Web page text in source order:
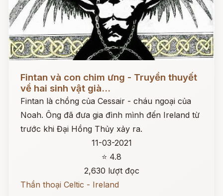
Fintan và con chim ưng - Truyền thuyết
về hai sinh vật già...
Fintan là chồng của Cessair - cháu ngoại của
Noah. Ông đã đưa gia đình mình đến Ireland từ
trước khi Đại Hồng Thủy xảy ra.
11-03-2021
⭐ 4.8
2,630 lượt đọc
Thần thoại Celtic - Ireland